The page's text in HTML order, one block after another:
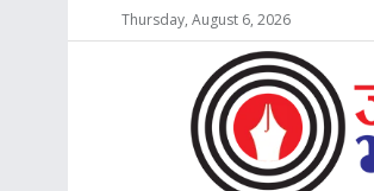
Thursday, August 6, 2026